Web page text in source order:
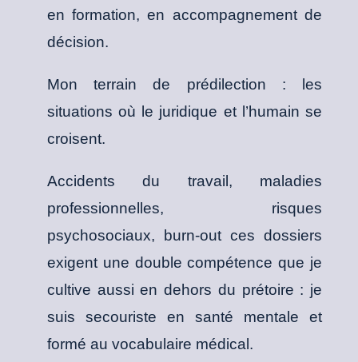
en formation, en accompagnement de
décision.
Mon terrain de prédilection : les
situations où le juridique et l’humain se
croisent.
Accidents du travail, maladies
professionnelles, risques
psychosociaux, burn-out ces dossiers
exigent une double compétence que je
cultive aussi en dehors du prétoire : je
suis secouriste en santé mentale et
formé au vocabulaire médical.